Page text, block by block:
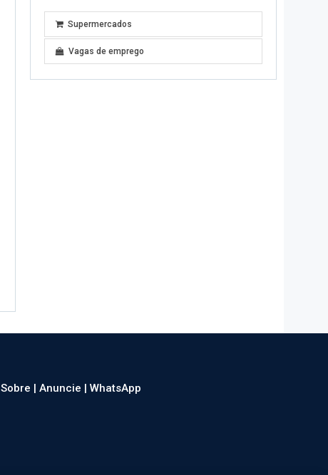
Supermercados
Vagas de emprego
Sobre |Anuncie |WhatsApp